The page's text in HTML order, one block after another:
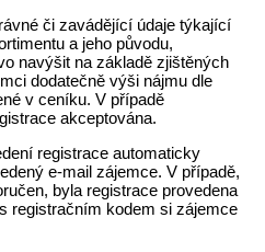
či zavádějící údaje týkající
a jeho původu,
navýšit na základě zjištěných
dodatečně výši nájmu dle
v ceníku. V případě
akceptována.
registrace automaticky
e-mail zájemce. V případě,
byla registrace provedena
registračním kodem si zájemce